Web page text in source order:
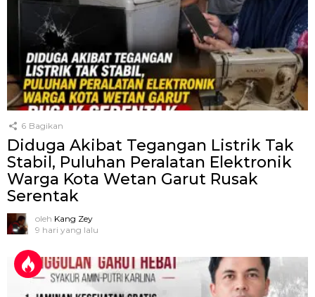
6 Bagikan
Diduga Akibat Tegangan Listrik Tak
Stabil, Puluhan Peralatan Elektronik
Warga Kota Wetan Garut Rusak
Serentak
oleh Kang Zey
9 hari yang lalu